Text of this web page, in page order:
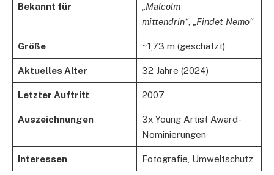
Bekannt für
„Malcolm
mittendrin“, „Findet Nemo“
Größe ~1,73 m (geschätzt)
Aktuelles Alter 32 Jahre (2024)
Letzter Auftritt 2007
Auszeichnungen
3x Young Artist Award-
Nominierungen
Interessen Fotografie, Umweltschutz